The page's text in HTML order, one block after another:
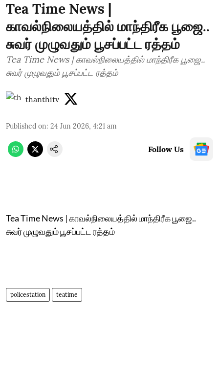
Tea Time News |
காவல்நிலையத்தில் மாந்திரீக பூஜை..
சுவர் முழுவதும் பூசப்பட்ட ரத்தம்
Tea Time News | காவல்நிலையத்தில் மாந்திரீக பூஜை..
சுவர் முழுவதும் பூசப்பட்ட ரத்தம்
thanthitv
Published on: 24 Jun 2026, 4:21 am
Follow Us
Tea Time News | காவல்நிலையத்தில் மாந்திரீக பூஜை..
சுவர் முழுவதும் பூசப்பட்ட ரத்தம்
policestation teatime